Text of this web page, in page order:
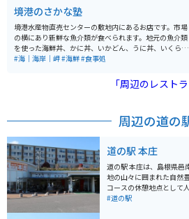
あり、また景色は素晴らしいです。中国地方の最高峰大
山から隠岐島まで見渡せます。
境港のさかな塾
境港水産物直売センターの敷地内にあるお店です。市場
の横にあり新鮮な魚介類が食べられます。地元の魚介類
を使った海鮮丼、かに丼、いかどん、うに丼、いくら
丼、まぐろ山かけ丼などがあります。9月から６月は紅ズ
眺めながら向かうと良いです。北へ15分ほど走ると日本
海が見渡せる展望台もあります。
#海｜海岸｜岬#海鮮#食事処
「周辺のレスト
周辺の道の
道の駅 本庄
道の駅 本庄は、島根県邑
地の山々に囲まれた自然
コースの休憩地点として人気があ
野菜や果物が並ぶ農産物
#道の駅